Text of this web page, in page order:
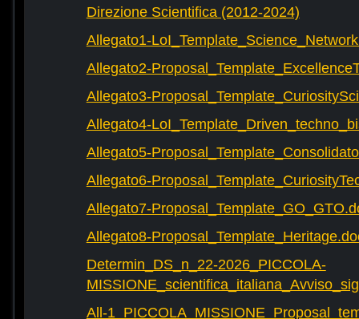
Direzione Scientifica (2012-2024)
Allegato1-
Allegato2-
Allegato3-
Allegato4-
Allegato5-
Allegato6-
Allegato7-
Allegato8-
Determin_DS_n_22-2026_PICCOLA-
All-